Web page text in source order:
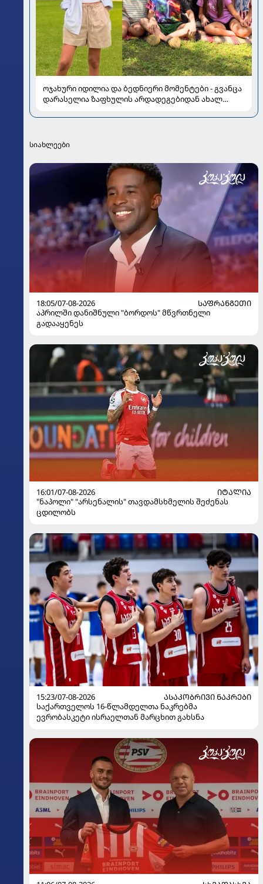
ოჯახური იდილია და ბედნიერი მომენტები - გვანცა
დარასელია ზაფხულის არდადეგებიდან ახალ
სიახლეები
18:05/07-08-2026
ᲡᲐᲤᲠᲐᲜᲒᲔᲗᲘ
აპრილში დანიშნული "ბორდოს" მწვრთნელი
გადააყენეს
16:01/07-08-2026
ᲘᲢᲐᲚᲘᲐ
"ნაპოლი" "არსენალის" თავდამსხმელის შეძენას
ცდილობს
15:23/07-08-2026
ᲐᲡᲐᲙᲝᲑᲠᲘᲕᲘ ᲜᲐᲙᲠᲔᲑᲘ
საქართველოს 16-წლამდელთა ნაკრებმა
ევრობასკეტი ისრაელთან მარცხით გახსნა